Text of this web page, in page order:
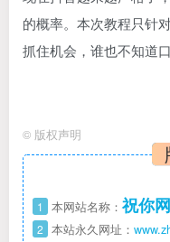
的概率。本次教程只针
抓住机会，谁也不知道
© 版权声明
1 本网站名称： 祝你网
2 本站永久网址：